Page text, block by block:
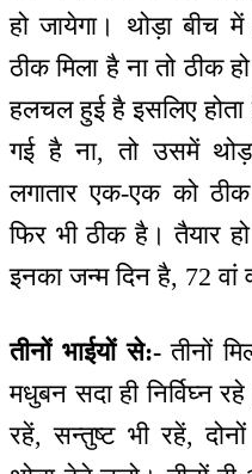
हो जायेगा। थोड़ा बीच
ठीक मिला है ना तो ठीक
हलचल हुई है इसलिए होता
गई है ना, तो उसमें
लगातार एक-एक को
फिर भी ठीक है। तैयार
इनका जन्म दिन है, 72 वां
तीनों भाईयों से:-तीनों
मधुबन सदा ही निर्विघ्न
रहें, सन्तुष्ट भी रहें,